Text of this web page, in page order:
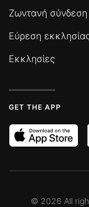
Ζωντανή σύνδεση
Εύρεση
Εκκλησίες
GET THE APP
© 2026 All